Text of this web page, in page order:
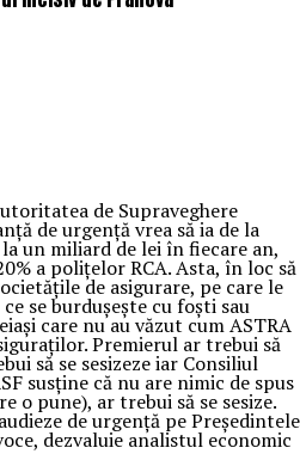
de Supraveghere
de urgență vrea să ia de la
un miliard de lei în fiecare an,
a polițelor RCA. Asta, în loc să
de asigurare, pe care le
se burdușește cu foști sau
care nu au văzut cum ASTRA
Premierul ar trebui să
să se sesizeze iar Consiliul
susține că nu are nimic de spus
o pune), ar trebui să se sesize.
de urgență pe Președintele
dezvaluie analistul economic